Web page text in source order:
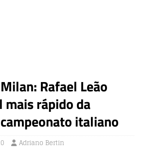
Rafael Leão
mais rápido da
italiano
Adriano Bertin